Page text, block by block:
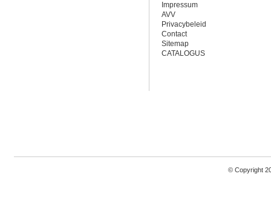
Impressum
AVV
Privacybeleid
Contact
Sitemap
CATALOGUS
© Copyright